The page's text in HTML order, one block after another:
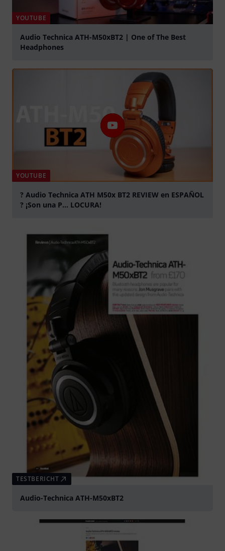
YOUTUBE
Audio Technica ATH-M50xBT2 | One of The Best
Headphones
YOUTUBE
? Audio Technica ATH M50x BT2 REVIEW en ESPAÑOL
? ¡Son una P... LOCURA!
TESTBERICHT
Audio-Technica ATH-M50xBT2